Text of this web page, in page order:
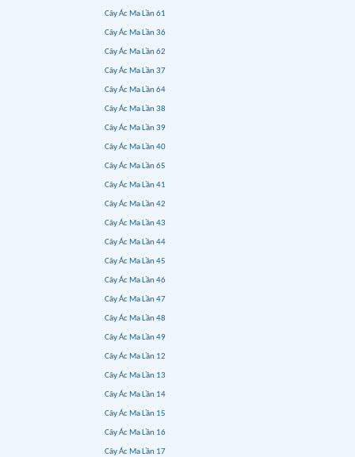
Cây Ác Ma Lần 61
Cây Ác Ma Lần 36
Cây Ác Ma Lần 62
Cây Ác Ma Lần 37
Cây Ác Ma Lần 64
Cây Ác Ma Lần 38
Cây Ác Ma Lần 39
Cây Ác Ma Lần 40
Cây Ác Ma Lần 65
Cây Ác Ma Lần 41
Cây Ác Ma Lần 42
Cây Ác Ma Lần 43
Cây Ác Ma Lần 44
Cây Ác Ma Lần 45
Cây Ác Ma Lần 46
Cây Ác Ma Lần 47
Cây Ác Ma Lần 48
Cây Ác Ma Lần 49
Cây Ác Ma Lần 12
Cây Ác Ma Lần 13
Cây Ác Ma Lần 14
Cây Ác Ma Lần 15
Cây Ác Ma Lần 16
Cây Ác Ma Lần 17